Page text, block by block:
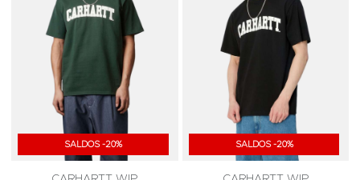
SALDOS -20% SALDOS -20%